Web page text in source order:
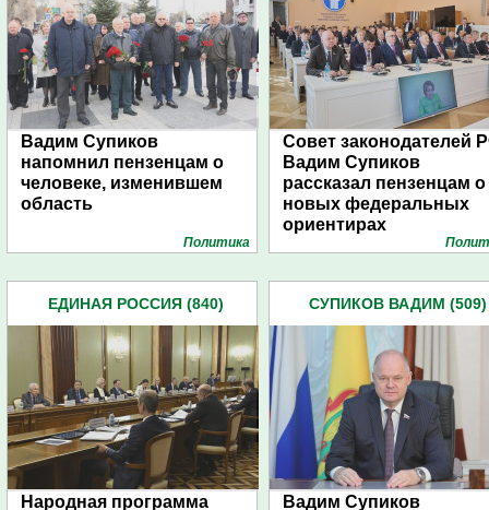
Вадим Супиков
напомнил пензенцам о
человеке, изменившем
область
Политика
Совет законодателей
Вадим Супиков
рассказал пензенцам о
новых федеральных
ориентирах
ЕДИНАЯ РОССИЯ (840)
Народная программа
СУПИКОВ ВАДИМ (509)
Вадим Супиков